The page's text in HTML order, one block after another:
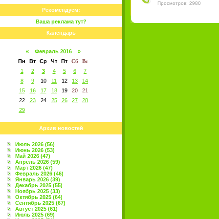
Рекомендуем:
Ваша реклама тут?
Календарь
« Февраль 2016
»
Пн
Вт Ср Чт Пт Сб
Вс
1
2 3 4 5 6
7
8
9 10 11 12 13
14
15
16 17 18 19 20
21
22
23 24 25 26 27
28
29
Архив новостей
Июль 2026 (56)
Июнь 2026 (53)
Май 2026 (47)
Апрель 2026 (59)
Март 2026 (47)
Февраль 2026 (46)
Январь 2026 (39)
Декабрь 2025 (55)
Ноябрь 2025 (33)
Октябрь 2025 (64)
Сентябрь 2025 (67)
Август 2025 (61)
Июль 2025 (69)
Просмотров: 2980